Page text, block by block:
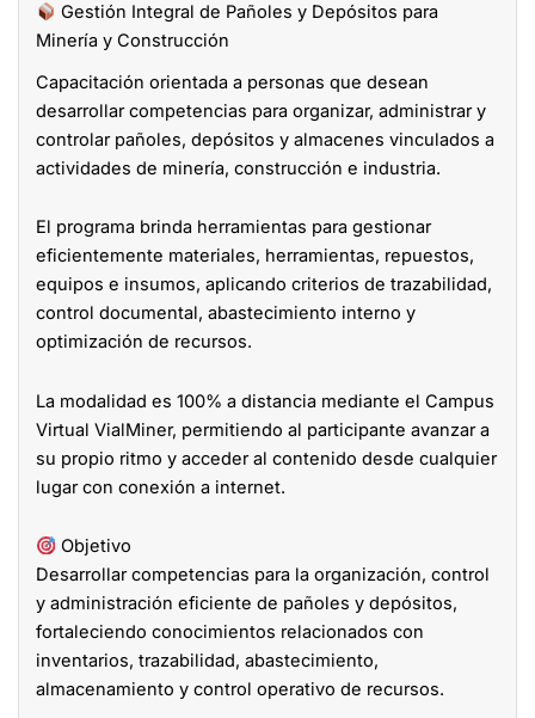
Gestión Integral de Pañoles y Depósitos para
Minería y Construcción
Capacitación orientada a personas que desean
desarrollar competencias para organizar, administrar y
controlar pañoles, depósitos y almacenes vinculados a
actividades de minería, construcción e industria.
El programa brinda herramientas para gestionar
eficientemente materiales, herramientas, repuestos,
equipos e insumos, aplicando criterios de trazabilidad,
control documental, abastecimiento interno y
optimización de recursos.
La modalidad es 100% a distancia mediante el Campus
Virtual VialMiner, permitiendo al participante avanzar a
su propio ritmo y acceder al contenido desde cualquier
lugar con conexión a internet.
Objetivo
Desarrollar competencias para la organización, control
y administración eficiente de pañoles y depósitos,
fortaleciendo conocimientos relacionados con
inventarios, trazabilidad, abastecimiento,
almacenamiento y control operativo de recursos.